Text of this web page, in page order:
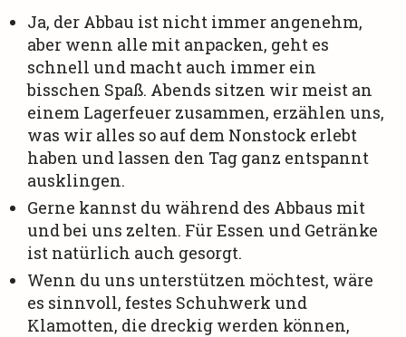
Ja, der Abbau ist nicht immer angenehm,
aber wenn alle mit anpacken, geht es
schnell und macht auch immer ein
bisschen Spaß. Abends sitzen wir meist an
einem Lagerfeuer zusammen, erzählen uns,
was wir alles so auf dem Nonstock erlebt
haben und lassen den Tag ganz entspannt
ausklingen.
Gerne kannst du während des Abbaus mit
und bei uns zelten. Für Essen und Getränke
ist natürlich auch gesorgt.
Wenn du uns unterstützen möchtest, wäre
es sinnvoll, festes Schuhwerk und
Klamotten, die dreckig werden können,